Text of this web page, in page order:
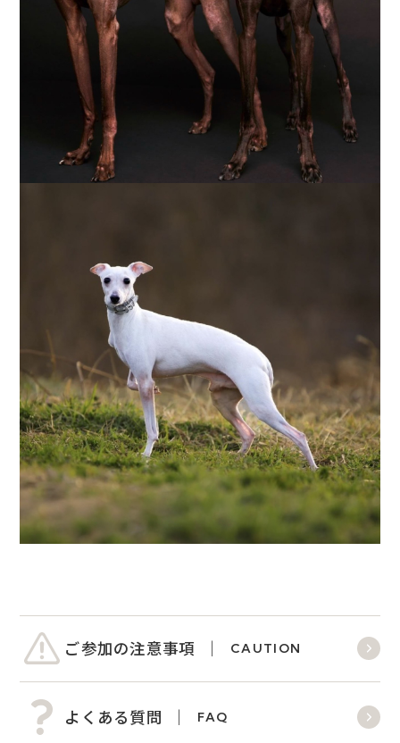
ご参加の注意事項 CAUTION
よくある質問 FAQ